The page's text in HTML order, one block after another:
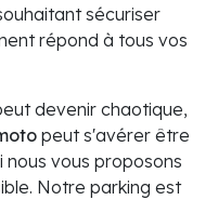
sécuriser
répond à tous vos
devenir chaotique,
peut s'avérer être
vous proposons
Notre parking est